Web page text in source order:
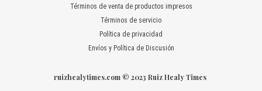
Términos de venta de productos impresos
Términos de servicio
Política de privacidad
Envíos y Política de Discusión
ruizhealytimes.com © 2023 Ruiz Healy Times